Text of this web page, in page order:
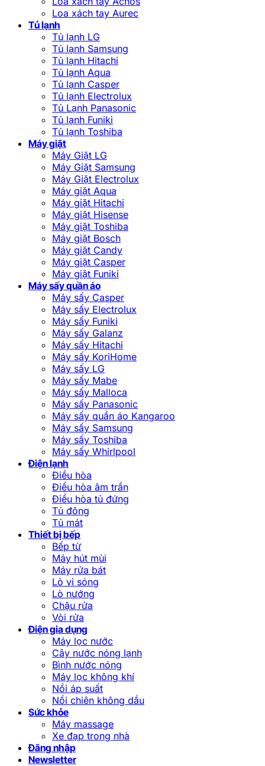
Loa xách tay Aurec
Tủ lạnh
Tủ lạnh LG
Tủ lạnh Samsung
Tủ lạnh Hitachi
Tủ lạnh Aqua
Tủ lạnh Casper
Tủ lạnh Electrolux
Tủ Lạnh Panasonic
Tủ lạnh Funiki
Tủ lạnh Toshiba
Máy giặt
Máy Giặt LG
Máy Giặt Samsung
Máy Giặt Electrolux
Máy giặt Aqua
Máy giặt Hitachi
Máy giặt Hisense
Máy giặt Toshiba
Máy giặt Bosch
Máy giặt Candy
Máy giặt Casper
Máy giặt Funiki
Máy sấy quần áo
Máy sấy Casper
Máy sấy Electrolux
Máy sấy Funiki
Máy sấy Galanz
Máy sấy Hitachi
Máy sấy KoriHome
Máy sấy LG
Máy sấy Mabe
Máy sấy Malloca
Máy sấy Panasonic
Máy sấy quần áo Kangaroo
Máy sấy Samsung
Máy sấy Toshiba
Máy sấy Whirlpool
Điện lạnh
Điều hòa
Điều hòa âm trần
Điều hòa tủ đứng
Tủ đông
Tủ mát
Thiết bị bếp
Bếp từ
Máy hút mùi
Máy rửa bát
Lò vi sóng
Lò nướng
Chậu rửa
Vòi rửa
Điện gia dụng
Máy lọc nước
Cây nước nóng lạnh
Bình nước nóng
Máy lọc không khí
Nồi áp suất
Nồi chiên không dầu
Sức khỏe
Máy massage
Xe đạp trong nhà
Đăng nhập
Newsletter